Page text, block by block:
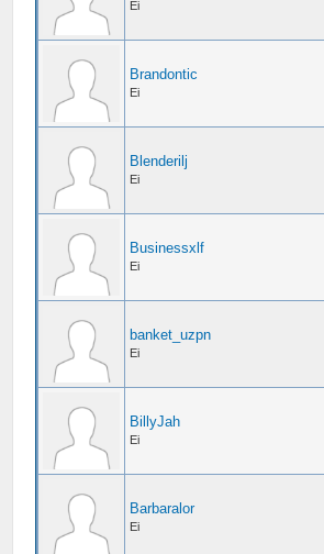
Ei
Brandontic
Ei
Blenderilj
Ei
Businessxlf
Ei
banket_uzpn
Ei
BillyJah
Ei
Barbaralor
Ei